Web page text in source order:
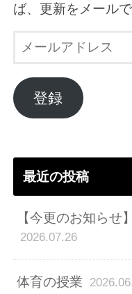
ば、更新をメール
ル
ア
ド
登録
最近の投稿
【今更のお知らせ
2026.07.26
体育の授業